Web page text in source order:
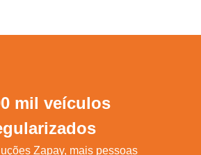
mil veículos
Zapay, mais pessoas